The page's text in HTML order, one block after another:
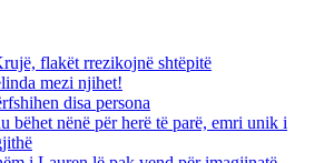
flakët rrezikojnë shtëpitë
mezi njihet!
disa persona
bëhet nënë për herë të parë, emri unik i